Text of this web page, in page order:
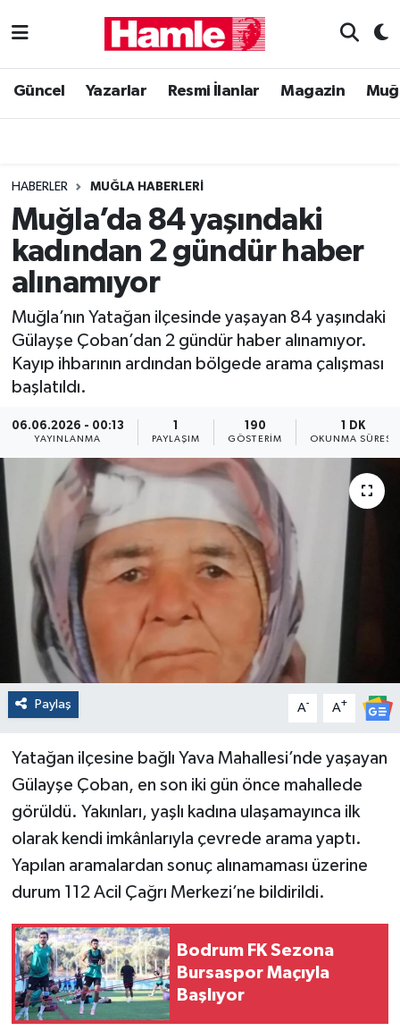
Güncel Yazarlar Resmi İlanlar Magazin
HABERLER MUĞLA HABERLERI
Muğla’da 84 yaşındaki
kadından 2 gündür haber
alınamıyor
Muğla’nın Yatağan ilçesinde yaşayan 84 yaşındaki
Gülayşe Çoban’dan 2 gündür haber alınamıyor.
Kayıp ihbarının ardından bölgede arama çalışması
başlatıldı.
06.06.2026 - 00:13
YAYINLANMA
1
PAYLAŞIM
190
GÖSTERIM
1 DK
OKUNMA SÜRESI
Paylaş A- A+
Yatağan ilçesine bağlı Yava Mahallesi’nde yaşayan
Gülayşe Çoban, en son iki gün önce mahallede
görüldü. Yakınları, yaşlı kadına ulaşamayınca ilk
olarak kendi imkânlarıyla çevrede arama yaptı.
Yapılan aramalardan sonuç alınamaması üzerine
durum 112 Acil Çağrı Merkezi’ne bildirildi.
Bodrum FK Sezona
Bursaspor Maçıyla
Başlıyor
Güncel
Magazin
Muğla Haber
Siyaset
Muğla Nöbetçi Eczaneler
Muğla Trafik Yoğunluk Haritası
Süper Lig Puan Durumu ve Fikstür
Tüm Manşetler
Son Dakika Haberleri
Haber Arşivi